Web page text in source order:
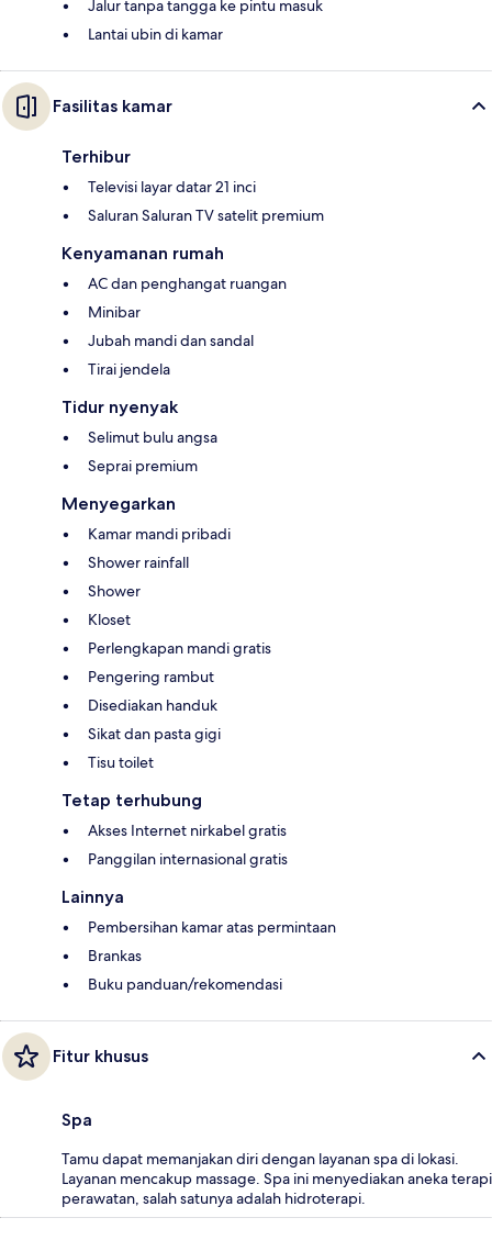
Jalur tanpa tangga ke pintu masuk
Lantai ubin di kamar
Fasilitas kamar
Terhibur
Televisi layar datar 21 inci
Saluran Saluran TV satelit premium
Kenyamanan rumah
AC dan penghangat ruangan
Minibar
Jubah mandi dan sandal
Tirai jendela
Tidur nyenyak
Selimut bulu angsa
Seprai premium
Menyegarkan
Kamar mandi pribadi
Shower rainfall
Shower
Kloset
Perlengkapan mandi gratis
Pengering rambut
Disediakan handuk
Sikat dan pasta gigi
Tisu toilet
Tetap terhubung
Akses Internet nirkabel gratis
Panggilan internasional gratis
Lainnya
Pembersihan kamar atas permintaan
Brankas
Buku panduan/rekomendasi
Fitur khusus
Spa
Tamu dapat memanjakan diri dengan layanan spa di lokasi.
Layanan mencakup massage. Spa ini menyediakan aneka terapi
perawatan, salah satunya adalah hidroterapi.